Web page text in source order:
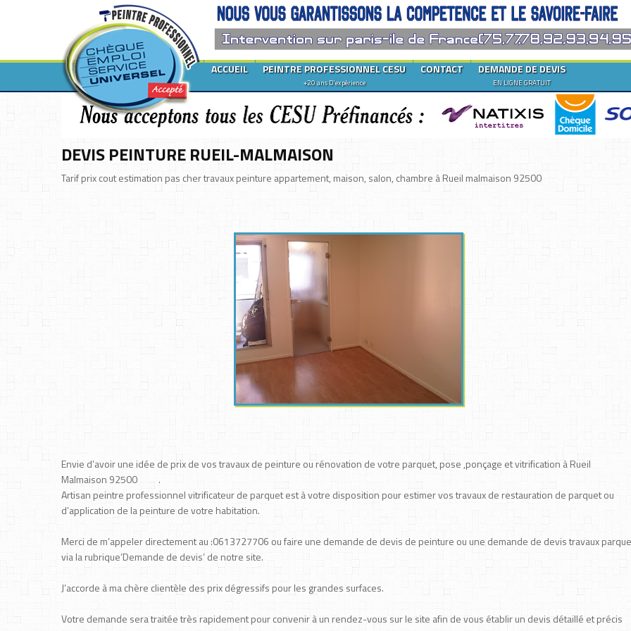
DEMANDE DE DEVIS
EN LIGNE GRATUIT
CONTACT
PEINTRE PROFESSIONNEL CESU
+20 ans D'expérience
ACCUEIL
DEVIS PEINTURE RUEIL-MALMAISON
Tarif prix cout estimation pas cher travaux peinture appartement, maison, salon, chambre à Rueil malmaison 92500
Envie d’avoir une idée de prix de vos travaux de peinture ou rénovation de votre parquet, pose ,ponçage et vitrification à Rueil
Malmaison 92500 .
Artisan peintre professionnel vitrificateur de parquet est à votre disposition pour estimer vos travaux de restauration de parquet ou
d’application de la peinture de votre habitation.
Merci de m’appeler directement au :0613727706 ou faire une demande de devis de peinture ou une demande de devis travaux
via la rubrique’Demande de devis’ de notre site.
J’accorde à ma chère clientèle des prix dégressifs pour les grandes surfaces.
Votre demande sera traitée très rapidement pour convenir à un rendez-vous sur le site afin de vous établir un devis détaillé et précis